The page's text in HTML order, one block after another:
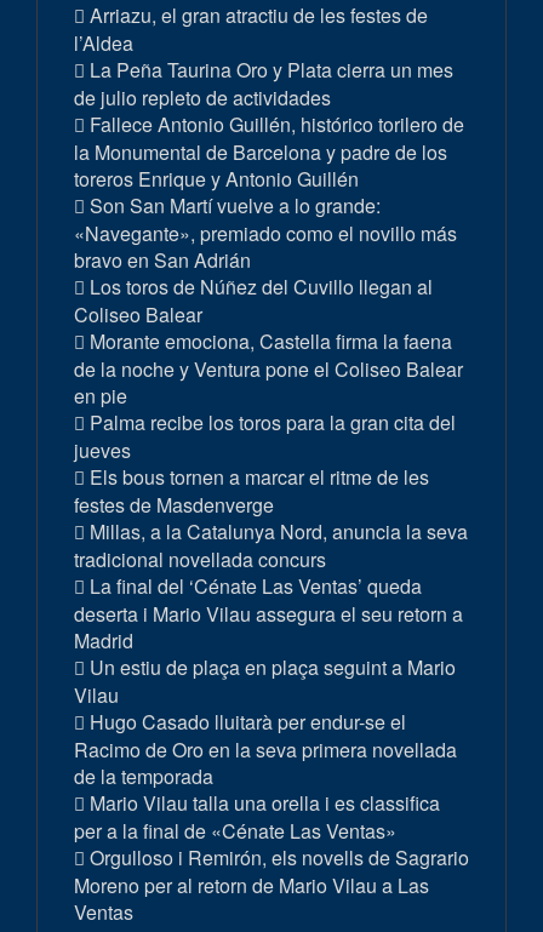
Arriazu, el gran atractiu de les festes de
l’Aldea
La Peña Taurina Oro y Plata cierra un mes
de julio repleto de actividades
Fallece Antonio Guillén, histórico torilero de
la Monumental de Barcelona y padre de los
toreros Enrique y Antonio Guillén
Son San Martí vuelve a lo grande:
«Navegante», premiado como el novillo más
bravo en San Adrián
Los toros de Núñez del Cuvillo llegan al
Coliseo Balear
Morante emociona, Castella firma la faena
de la noche y Ventura pone el Coliseo Balear
en pie
Palma recibe los toros para la gran cita del
jueves
Els bous tornen a marcar el ritme de les
festes de Masdenverge
Millas, a la Catalunya Nord, anuncia la seva
tradicional novellada concurs
La final del ‘Cénate Las Ventas’ queda
deserta i Mario Vilau assegura el seu retorn a
Madrid
Un estiu de plaça en plaça seguint a Mario
Vilau
Hugo Casado lluitarà per endur-se el
Racimo de Oro en la seva primera novellada
de la temporada
Mario Vilau talla una orella i es classifica
per a la final de «Cénate Las Ventas»
Orgulloso i Remirón, els novells de Sagrario
Moreno per al retorn de Mario Vilau a Las
Ventas